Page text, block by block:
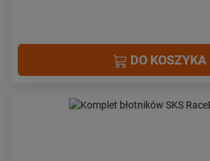
DO KOSZYKA